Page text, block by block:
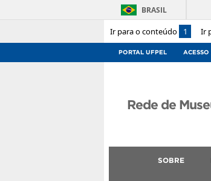
Ir para o conteúdo 1 Ir
BRASIL
PORTAL UFPEL
Rede de
SOBRE